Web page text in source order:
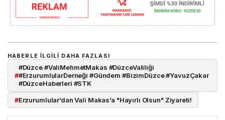
HABERLE ILGILI DAHA FAZLASI
#
#Düzce #ValiMehmetMakas #DüzceValiliği
#ErzurumlularDerneği #Gündem #BizimDüzce #YavuzÇakar
#DüzceHaberleri #STK
#Erzurumlular’dan Vali Makas’a "Hayırlı Olsun" Ziyareti!